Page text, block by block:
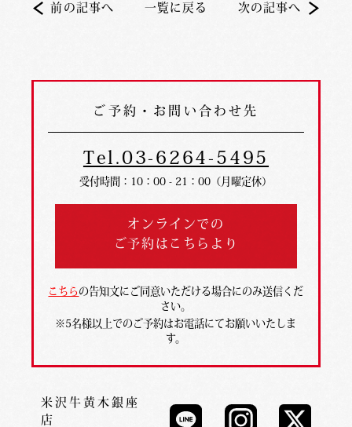
前の記事へ 一覧に戻る 次の記事へ
ご予約・お問い合わせ先
Tel.03-6264-5495
受付時間：10：00 - 21：00（月曜定休）
オンラインでの
ご予約はこちらより
こちら の告知文にご同意いただける場合にのみ送信くだ
さい。
※5名様以上でのご予約はお電話にてお願いいたしま
す。
米沢牛黄木銀座
店